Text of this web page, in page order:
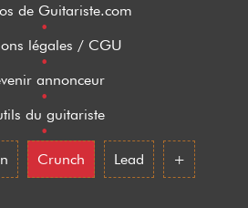
de Guitariste.com
•
légales / CGU
•
annonceur
•
du guitariste
•
Crunch Lead +